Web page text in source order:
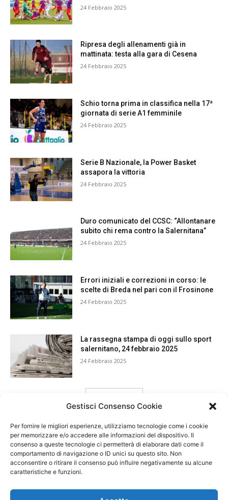
Gestisci Consenso Cookie
Per fornire le migliori esperienze, utilizziamo tecnologie come i cookie
per memorizzare e/o accedere alle informazioni del dispositivo. Il
consenso a queste tecnologie ci permetterà di elaborare dati come il
comportamento di navigazione o ID unici su questo sito. Non
acconsentire o ritirare il consenso può influire negativamente su alcune
caratteristiche e funzioni.
24 Febbraio 2025
Ripresa degli allenamenti già in
mattinata: testa alla gara di Cesena
24 Febbraio 2025
Schio torna prima in classifica nella 17ª
giornata di serie A1 femminile
24 Febbraio 2025
Serie B Nazionale, la Power Basket
assapora la vittoria
24 Febbraio 2025
Duro comunicato del CCSC: “Allontanare
subito chi rema contro la Salernitana”
24 Febbraio 2025
Errori iniziali e correzioni in corso: le
scelte di Breda nel pari con il Frosinone
24 Febbraio 2025
La rassegna stampa di oggi sullo sport
salernitano, 24 febbraio 2025
24 Febbraio 2025